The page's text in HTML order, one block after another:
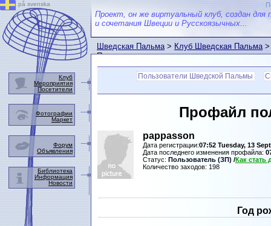
Проект, он же виртуальный клуб, создан для
и сочетания Швеции и Русскоязычных...
Шведская Пальма>Клуб Шведская Пальма>
Пальмы
Пользователи Шведской Пальмы
Профайл
pappasson
Дата регистрации:07:52 Tuesday, 13
Дата последнего изменения профайла:
Статус: Пользователь (ЗП) /Как
Количество заходов: 198
Год
på svenska
Клуб
Мероприятия
Посетители
Фотографии
Маркет
Форум
Объявления
Библиотека
Информация
Новости